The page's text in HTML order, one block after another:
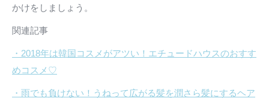
かけをしましょう。
関連記事
・2018年は韓国コスメがアツい！エチュードハウスのおすす
めコスメ♡
・雨でも負けない！うねって広がる髪を潤さら髪にするヘア